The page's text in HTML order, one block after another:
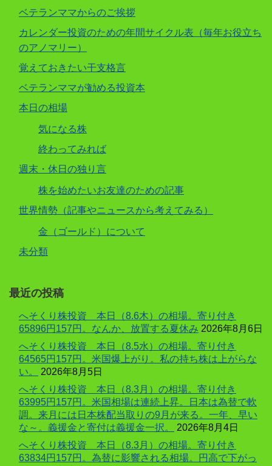
ベテランママからのご挨拶
カレンダー投資のための年間サイクル表（毎年お役立ち
のアノマリー）
覚えておきたい干支格言
ベテランママが勧める投資本
本日の相場
気になる株
終わってみれば
週末・休日の独り言
株を始めたいお友達のための記事
世界情勢（記事やニュースから考えてみる）
金（ゴールド）について
未分類
最近の投稿
へそくり株投資 本日（8.6木）の相場。寄り付き
65896円157円。なんか、放置する夏休み 2026年8月6日
へそくり株投資 本日（8.5水）の相場。寄り付き
64565円157円。米国爆上がり。私の持ち株は上がらな
い。
2026年8月5日
へそくり株投資 本日（8.3月）の相場。寄り付き
63995円157円。米国相場は連続上昇。日本は為替で軟
調。来月には日本株配当取りの9月が来る。一年、早い
な～。義援金と寄付は義援金一択。
2026年8月4日
へそくり株投資 本日（8.3月）の相場。寄り付き
63834円157円。為替に影響される相場。円高で下がっ